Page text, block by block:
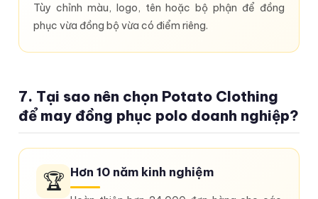
Tùy chỉnh màu, logo, tên hoặc bộ phận để đồng
phục vừa đồng bộ vừa có điểm riêng.
7. Tại sao nên chọn Potato Clothing
để may đồng phục polo doanh nghiệp?
🏆 Hơn 10 năm kinh nghiệm